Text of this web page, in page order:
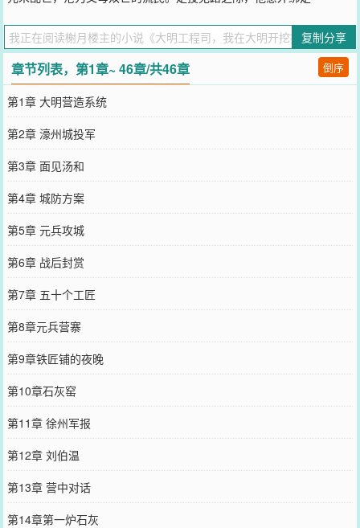
刀弄枪争权夺利，他挖壕筑墙、修桥铺路、改良工事，凭一手绝活儿
在红巾军站稳脚跟，深得汤和器重，更被朱元璋一眼看中。从军营简
易工事到南京都城营造，从疏通运河到修建官道，他用标准化施工、
石灰砂浆、革新榫卯，硬生生把大明基建拉向前五百年！他是帝王眼
中的营造奇才，也是匠人心中的精神支柱。遭权贵构陷，被洪武猜
忌，贬谪北平却意外辅佐燕王，凭攻城器械与防御工程助力靖难登
基。永乐一朝，他修紫禁城、固北疆防线、改良宝船港口，助郑和下
西洋，更建立工程学院，留下传世营造典籍。以自身之能，筑大明国
运！凭一己之力，改写王朝基建史！
您要是觉得《大明工程司，我在大明开挖掘机
记向您QQ群和微博微信里的朋友推荐哦！
复制分享
章节列表，第1章~ 46章/共46章 倒序
第1章 大明营造系统
第2章 濠州城投军
第3章 面见汤和
第4章 城防方案
第5章 元兵攻城
第6章 战后封赏
第7章 五十个工匠
第8章元兵营寨
第9章铁匠铺的夜晚
第10章石灰窑
第11章 徐州军报
第12章 刘伯温
第13章 营中对话
第14章第一炉石灰